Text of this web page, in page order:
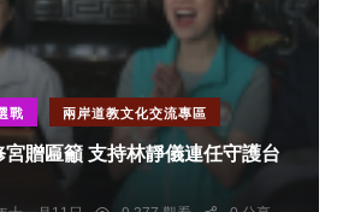
戰 兩岸道教文化交流專區
靜儀連任守護台